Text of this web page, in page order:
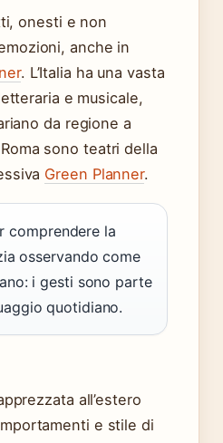
onesti e non
anche in
. L’Italia ha una vasta
e musicale,
da regione a
sono teatri della
Green Planner.
comprendere la
osservando come
i gesti sono parte
quotidiano.
all’estero
e stile di